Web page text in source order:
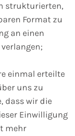
strukturierten,
Format zu
an einen
einmal erteilte
uns zu
dass wir die
Einwilligung
mehr